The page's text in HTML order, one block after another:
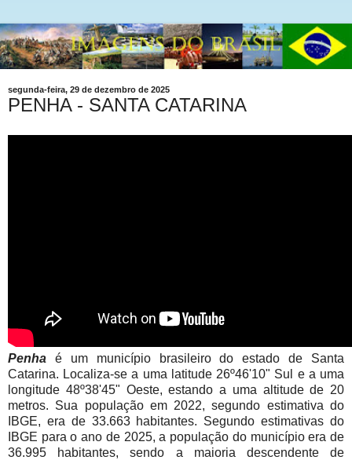
segunda-feira, 29 de dezembro de 2025
PENHA - SANTA CATARINA
Penha é um município brasileiro do estado de Santa
Catarina. Localiza-se a uma latitude 26º46'10" Sul e a uma
longitude 48º38'45" Oeste, estando a uma altitude de 20
metros. Sua população em 2022, segundo estimativa do
IBGE, era de 33.663 habitantes. Segundo estimativas do
IBGE para o ano de 2025, a população do município era de
36.995 habitantes, sendo a maioria descendente de